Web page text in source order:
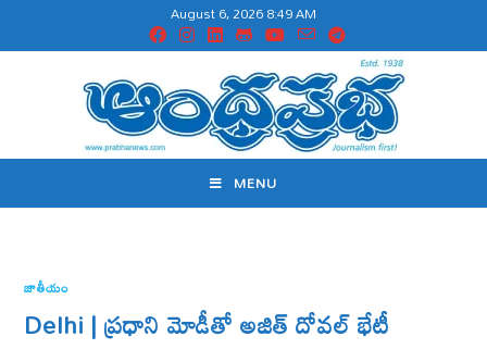
August 6, 2026 8:49 AM
MENU
జాతీయం
Delhi | ప్రధాని మోడీతో అజిత్ దోవల్ భేటీ